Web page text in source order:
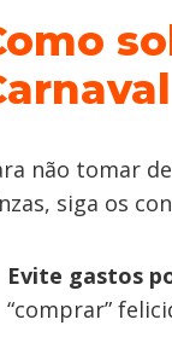
não tomar
siga os
Evite gastos
“comprar”